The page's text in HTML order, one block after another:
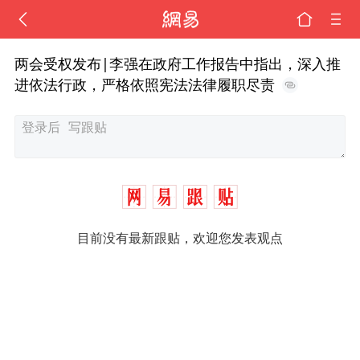
两会受权发布|李强在政府工作报告中指出，深入推
进依法行政，严格依照宪法法律履职尽责
目前没有最新跟贴，欢迎您发表观点